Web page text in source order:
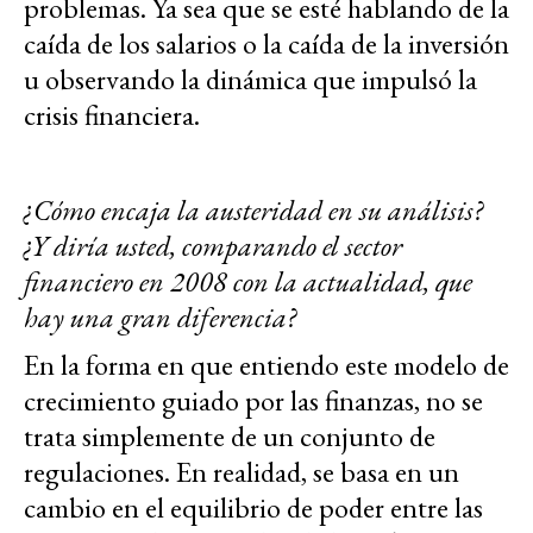
problemas. Ya sea que se esté hablando de la
caída de los salarios o la caída de la inversión
u observando la dinámica que impulsó la
crisis financiera.
¿Cómo encaja la austeridad en su análisis?
¿Y diría usted, comparando el sector
financiero en 2008 con la actualidad, que
hay una gran diferencia?
En la forma en que entiendo este modelo de
crecimiento guiado por las finanzas, no se
trata simplemente de un conjunto de
regulaciones. En realidad, se basa en un
cambio en el equilibrio de poder entre las